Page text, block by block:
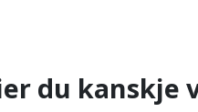
du kanskje